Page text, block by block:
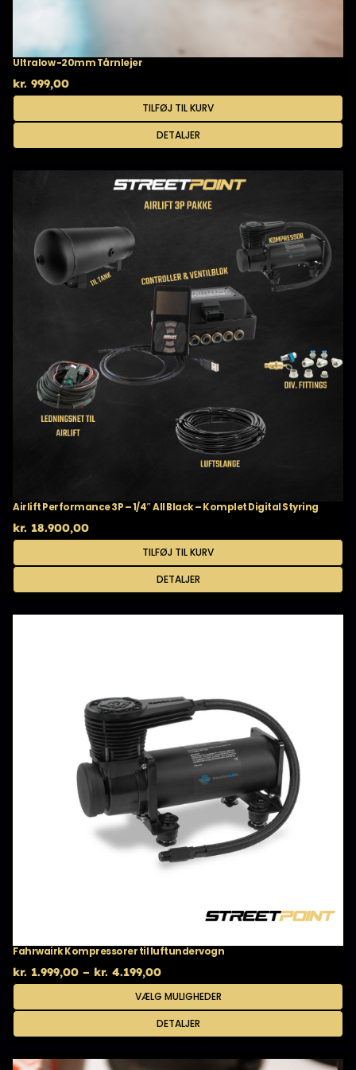
Ultralow -20mm Tårnlejer
kr. 999,00
TILFØJ TIL KURV
DETALJER
Airlift Performance 3P – 1/4″ All Black – Komplet Digital Styring
kr. 18.900,00
TILFØJ TIL KURV
DETALJER
Fahrwairk Kompressorer til luftundervogn
kr. 1.999,00 – kr. 4.199,00Prisinterval:
kr. 1.999,00
til
kr. 4.199,00
VÆLG MULIGHEDER
Dette
vare
flere
Mulighederne
DETALJER